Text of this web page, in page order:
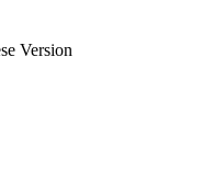
Version